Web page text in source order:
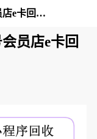
1号会员店e卡哪里回收?1号会员店e卡回收方法!-京大大回收
员店e卡回